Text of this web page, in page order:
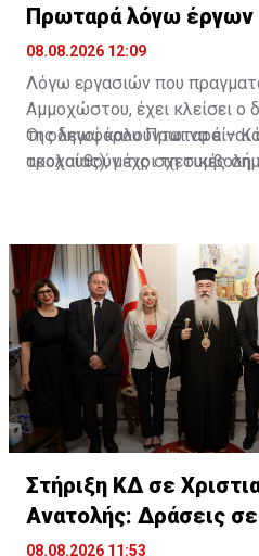
Πρωταρά λόγω έργων
08.08.2026 12:09
Λόγω εργασιών που
Αμμοχώστου, έχει κλείσει ο
της λεωφόρου Πρωταρά –
τροχαίας), μέχρι τη
Οι οδηγοί καλούνται να
ακολουθούν τις σχετικές
Στήριξη ΚΔ σε
Ανατολής: Δράσεις
Ιορδανία
08.08.2026 11:53